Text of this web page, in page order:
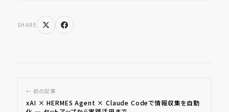
SHARE
← 前の記事
xAI × HERMES Agent × Claude Codeで情報収集を自動